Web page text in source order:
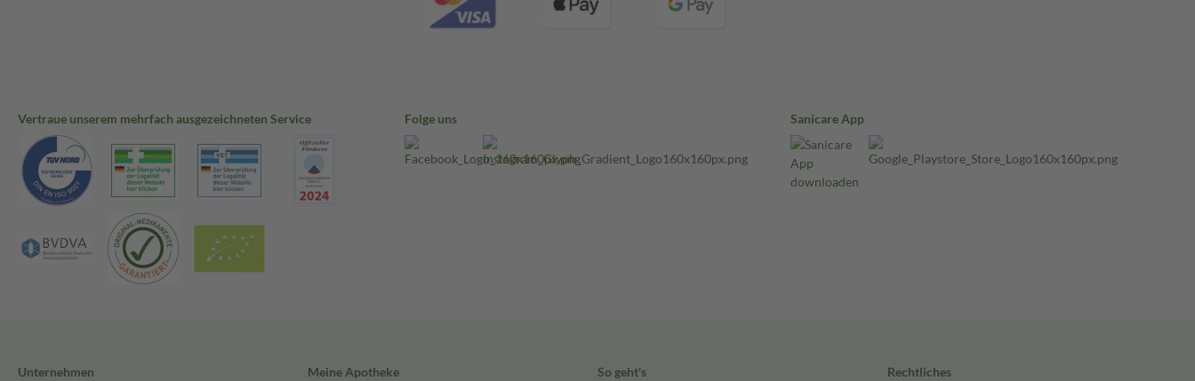
Vertraue unserem mehrfach ausgezeichneten Service Folge uns Sanicare App
Unternehmen
Meine Apotheke
So geht's
Rechtliches